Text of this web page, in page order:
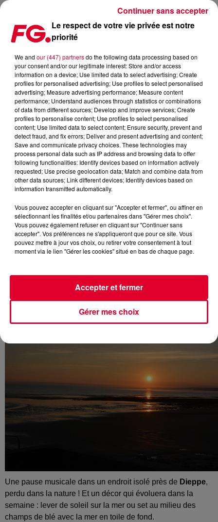
HAPPY HOUR SUMMER MIX
Publié : 22 juillet 2019 à 12h58 par Christophe HUBERT
Cette semaine, RadioFG & vous emmène à la plage avec
Chaque soir, de 19h30 à 20h,
platines au bord de l’eau pour des sets house & électro.
Une pause musicale dans un endroit isolé près de Dieppe,
perdu dans la nature ! Et un décor qui évoluera dans la
semaine : lever de soleil sur la mer ou set au milieu des
champs de blé avec la mer en toile de fond.
Le respect de votre vie privée est notre
priorité
We and our (447) partnersdo the following data processing based on
your consent and/or our legitimate interest: Store and/or access
information on a device; Use limited data to select advertising; Create
profiles for personalised advertising; Use profiles to select personalised
advertising; Measure advertising performance; Measure content
performance; Understand audiences through statistics or combinations
of data from different sources; Develop and improve services; Create
profiles to personalise content; Use profiles to select personalised
content; Use limited data to select content; Ensure security, prevent and
detect fraud, and fix errors; Deliver and present advertising and content;
Save and communicate privacy choices. These technologies may
process personal data such as IP address and browsing data to offer
following functionalities: Identify devices based on information actively
requested; Use precise geolocation data; Match and combine data from
other data sources; Link different devices; Identify devices based on
information transmitted automatically.
Vous pouvez accepter en cliquant sur "Accepter et fermer", ou affiner en
sélectionnant les finalités et/ou partenaires dans "Gérer mes choix".
Vous pouvez également refuser en cliquant sur "Continuer sans
accepter". Vos préférences ne s'appliqueront que pour ce site. Vous
pouvez mettre à jour vos choix, ou retirer votre consentement à tout
moment via le lien "Gérer les cookies" situé en bas de chaque page.
Gérer mes choix
Accepter et fermer
Continuer sans accepter